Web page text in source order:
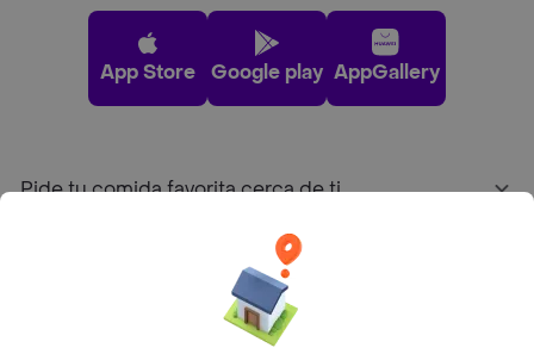
App Store Google play AppGallery
Pide tu comida favorita cerca de ti